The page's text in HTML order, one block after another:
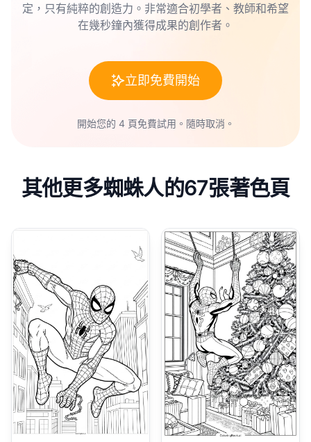
定，只有純粹的創造力。非常適合初學者、教師和希望
在幾秒鐘內獲得成果的創作者。
立即免費開始
開始您的 4 頁免費試用。隨時取消。
其他更多蜘蛛人的67張著色頁